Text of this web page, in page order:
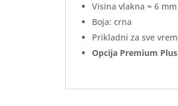
Visina vlakna ≈ 6 mm
Boja: crna
Prikladni za sve
Opcija Premium